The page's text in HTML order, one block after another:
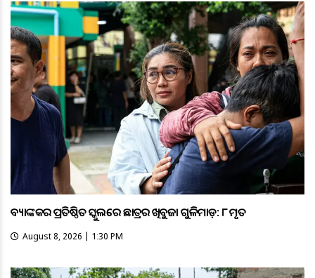
ବ୍ୟାଙ୍କକର ପ୍ରତିଷ୍ଠିତ ସ୍କୁଲରେ ଛାତ୍ରର ଆଖିବୁଜା ଗୁଳିମାଡ଼: ୮ ମୃତ
August 8, 2026 | 1:30 PM